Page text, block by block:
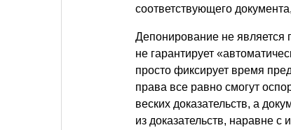
соответствующего
Депонирование не является
не гарантирует
просто фиксирует время
права все равно смогут
веских доказательств, а
из доказательств, наравне с